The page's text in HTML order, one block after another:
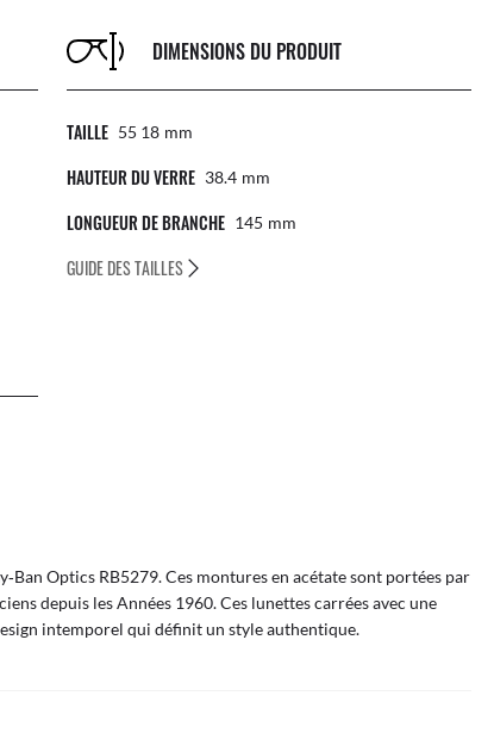
DIMENSIONS DU PRODUIT
TAILLE 55 18 Mm
HAUTEUR DU VERRE 38.4 Mm
LONGUEUR DE BRANCHE 145 Mm
GUIDE DES TAILLES
Optics RB5279. Ces montures en acétate sont portées par
depuis les Années 1960. Ces lunettes carrées avec une
intemporel qui définit un style authentique.